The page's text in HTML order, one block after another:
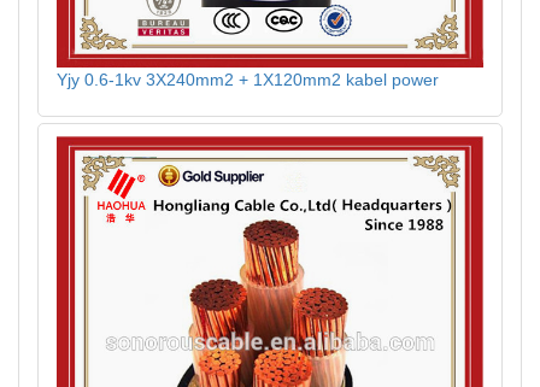
Yjy 0.6-1kv 3X240mm2 + 1X120mm2 kabel power